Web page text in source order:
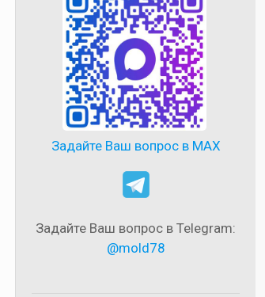
Задайте Ваш вопрос в MAX
Задайте Ваш вопрос в Telegram:
@mold78